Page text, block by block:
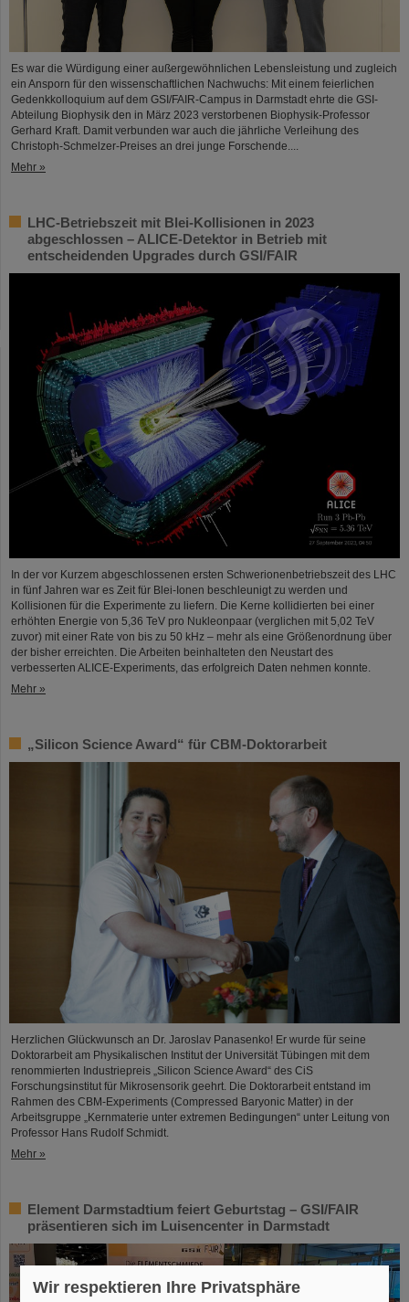
Es war die Würdigung einer außergewöhnlichen Lebensleistung und zugleich
ein Ansporn für den wissenschaftlichen Nachwuchs: Mit einem feierlichen
Gedenkkolloquium auf dem GSI/FAIR-Campus in Darmstadt ehrte die GSI-
Abteilung Biophysik den in März 2023 verstorbenen Biophysik-Professor
Gerhard Kraft. Damit verbunden war auch die jährliche Verleihung des
Christoph-Schmelzer-Preises an drei junge Forschende....
Mehr »
LHC-Betriebszeit mit Blei-Kollisionen in 2023
abgeschlossen – ALICE-Detektor in Betrieb mit
entscheidenden Upgrades durch GSI/FAIR
In der vor Kurzem abgeschlossenen ersten Schwerionenbetriebszeit des LHC
in fünf Jahren war es Zeit für Blei-Ionen beschleunigt zu werden und
Kollisionen für die Experimente zu liefern. Die Kerne kollidierten bei einer
erhöhten Energie von 5,36 TeV pro Nukleonpaar (verglichen mit 5,02 TeV
zuvor) mit einer Rate von bis zu 50 kHz – mehr als eine Größenordnung über
der bisher erreichten. Die Arbeiten beinhalteten den Neustart des
verbesserten ALICE-Experiments, das erfolgreich Daten nehmen konnte.
Mehr »
„Silicon Science Award“ für CBM-Doktorarbeit
Herzlichen Glückwunsch an Dr. Jaroslav Panasenko! Er wurde für seine
Doktorarbeit am Physikalischen Institut der Universität Tübingen mit dem
renommierten Industriepreis „Silicon Science Award“ des CiS
Forschungsinstitut für Mikrosensorik geehrt. Die Doktorarbeit entstand im
Rahmen des CBM-Experiments (Compressed Baryonic Matter) in der
Arbeitsgruppe „Kernmaterie unter extremen Bedingungen“ unter Leitung von
Professor Hans Rudolf Schmidt.
Mehr »
Element Darmstadtium feiert Geburtstag – GSI/FAIR
präsentieren sich im Luisencenter in Darmstadt
Wir respektieren Ihre Privatsphäre